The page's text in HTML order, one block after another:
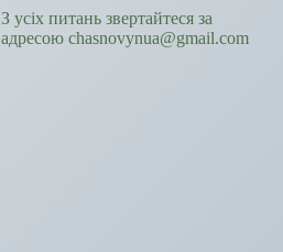
З усіх питань звертайтеся за
адресою chasnovynua@gmail.com